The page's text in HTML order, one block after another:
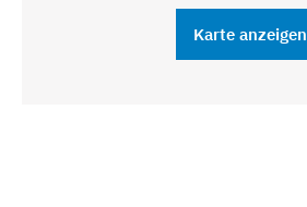
Karte anzeigen